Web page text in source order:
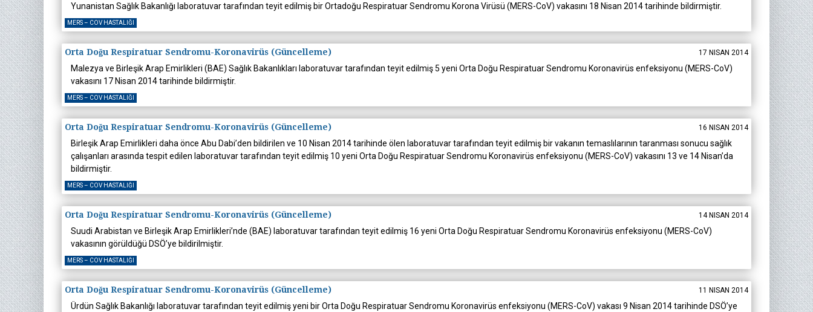
Yunanistan Sağlık Bakanlığı laboratuvar tarafından teyit edilmiş bir Ortadoğu Respiratuar Sendromu Korona Virüsü (MERS-CoV) vakasını 18 Nisan 2014 tarihinde bildirmiştir.
MERS – COV HASTALIĞI
Orta Doğu Respiratuar Sendromu-Koronavirüs (Güncelleme) 17 NISAN 2014
Malezya ve Birleşik Arap Emirlikleri (BAE) Sağlık Bakanlıkları laboratuvar tarafından teyit edilmiş 5 yeni Orta Doğu Respiratuar Sendromu Koronavirüs enfeksiyonu (MERS-CoV)
vakasını 17 Nisan 2014 tarihinde bildirmiştir.
MERS – COV HASTALIĞI
Orta Doğu Respiratuar Sendromu-Koronavirüs (Güncelleme) 16 NISAN 2014
Birleşik Arap Emirlikleri daha önce Abu Dabi’den bildirilen ve 10 Nisan 2014 tarihinde ölen laboratuvar tarafından teyit edilmiş bir vakanın temaslılarının taranması sonucu sağlık
çalışanları arasında tespit edilen laboratuvar tarafından teyit edilmiş 10 yeni Orta Doğu Respiratuar Sendromu Koronavirüs enfeksiyonu (MERS-CoV) vakasını 13 ve 14 Nisan’da
bildirmiştir.
MERS – COV HASTALIĞI
Orta Doğu Respiratuar Sendromu-Koronavirüs (Güncelleme) 14 NISAN 2014
Suudi Arabistan ve Birleşik Arap Emirlikleri’nde (BAE) laboratuvar tarafından teyit edilmiş 16 yeni Orta Doğu Respiratuar Sendromu Koronavirüs enfeksiyonu (MERS-CoV)
vakasının görüldüğü DSÖ’ye bildirilmiştir.
MERS – COV HASTALIĞI
Orta Doğu Respiratuar Sendromu-Koronavirüs (Güncelleme) 11 NISAN 2014
Ürdün Sağlık Bakanlığı laboratuvar tarafından teyit edilmiş yeni bir Orta Doğu Respiratuar Sendromu Koronavirüs enfeksiyonu (MERS-CoV) vakası 9 Nisan 2014 tarihinde DSÖ’ye